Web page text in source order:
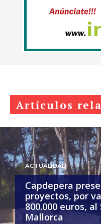
Artículos
ACTUALIDAD
Capdepera
proyectos, por
800.000 euros,
Mallorca